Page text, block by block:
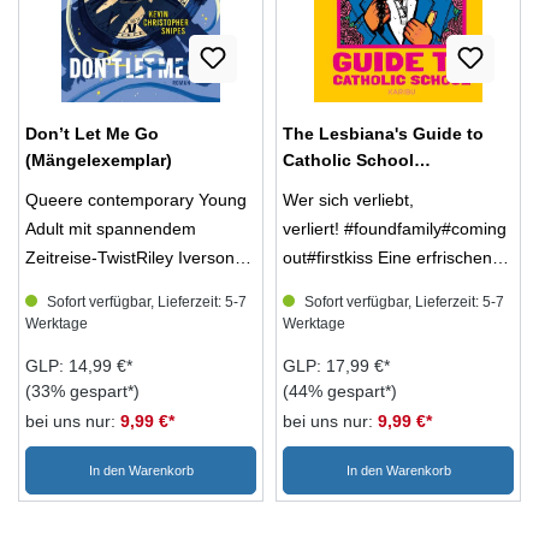
handelt es sich um
unbenutzte Mängelexemplare
mit leichten äußeren
berieben, Ecken oder
Buchkanten bestoßen und
daher mit einem Stempel
MÄNGELEXEMPLAR
gekennzeichnet. Ansonsten
Zustand. Die Retoure
Überraschungspaket ist nicht
möglich. Nur das gesamte
Überraschungspaket kann
retourniert werden. Der Inhalt
der Überraschungspakete je
verbergen, als sie zugeben
möchte ...
Don’t Let Me Go
(Mängelexemplar)
Queere contemporary Young
Adult mit spannendem
Zeitreise-TwistRiley Iverson
ist, für einen heterosexuellen
Jackson Haines aber zieht ihn
sofort in seinen Bann – vor
allem, weil er dem Jungen
unsterblich verliebt ist,
Sofort verfügbar, Lieferzeit: 5-7
Werktage
GLP: 14,99 €*
(33% gespart*)
bei uns nur: 9,99 €*
In den Warenkorb
The Lesbiana's Guide to
Catholic School
Wer sich verliebt,
verliert! #foundfamily#coming
out#firstkiss Eine erfrischend
mit Themen wie Homophobie,
kulturelle Identität und
Selbstakzeptanz. ―
Buchkultur Hetero für
jährige Yamilet Flores von
Sofort verfügbar, Lieferzeit: 5-7
Werktage
GLP: 17,99 €*
(44% gespart*)
bei uns nur: 9,99 €*
In den Warenkorb